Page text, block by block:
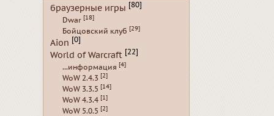
браузерные игры [80]
Dwar [18]
Бойцовский клуб [29]
Aion [0]
World of Warcraft [22]
...информация [4]
WoW 2.4.3 [2]
WoW 3.3.5 [14]
WoW 4.3.4 [1]
WoW 5.0.5 [2]